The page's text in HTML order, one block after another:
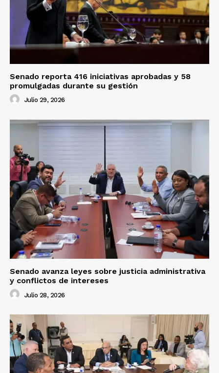
Senado reporta 416 iniciativas aprobadas y 58
promulgadas durante su gestión
Julio 29, 2026
Senado avanza leyes sobre justicia administrativa
y conflictos de intereses
Julio 28, 2026